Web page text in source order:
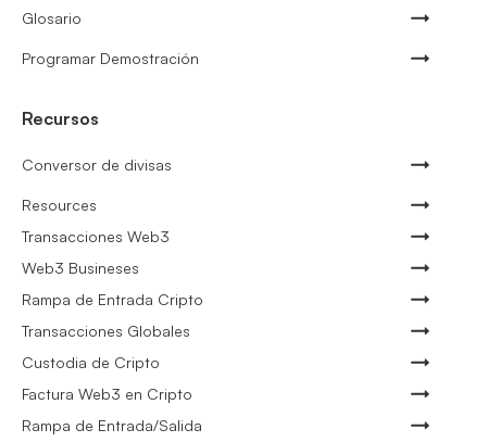
Glosario
Programar Demostración
Recursos
Conversor de divisas
Resources
Transacciones Web3
Web3 Busineses
Rampa de Entrada Cripto
Transacciones Globales
Custodia de Cripto
Factura Web3 en Cripto
Rampa de Entrada/Salida